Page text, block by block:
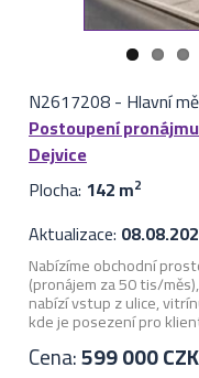
N2617208- Hlavní
Postoupení
Dejvice
Plocha: 142 m2
Aktualizace:
Nabízíme obchodní
(pronájem za 50 tis/
nabízí vstup z ulice,
kde je posezení pro
Cena:599 000 CZK